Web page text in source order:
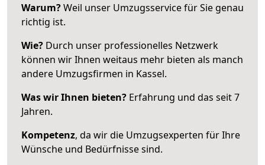
Warum?Weil unser Umzugsservice für Sie genau
richtig ist.
Wie? Durch unser professionelles Netzwerk
können wir Ihnen weitaus mehr bieten als manch
andere Umzugsfirmen in Kassel.
Was wir Ihnen bieten? Erfahrung und das seit 7
Jahren.
Kompetenz, da wir die Umzugsexperten für Ihre
Wünsche und Bedürfnisse sind.